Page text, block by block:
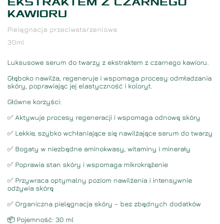
KAWIORU
Pielęgnacja przeciwstarzeniowa
30ml
Luksusowe serum do twarzy z ekstraktem z czarnego kawioru.
Głęboko nawilża, regeneruje i wspomaga procesy odmładzania
skóry, poprawiając jej elastyczność i koloryt.
Główne korzyści:
✅ Aktywuje procesy regeneracji i wspomaga odnowę skóry
✅ Lekkie, szybko wchłaniające się nawilżające serum do twarzy
✅ Bogaty w niezbędne aminokwasy, witaminy i minerały
✅ Poprawia stan skóry i wspomaga mikrokrążenie
✅ Przywraca optymalny poziom nawilżenia i intensywnie
odżywia skórę
✅ Organiczna pielęgnacja skóry – bez zbędnych dodatków
📦 Pojemność: 30 ml